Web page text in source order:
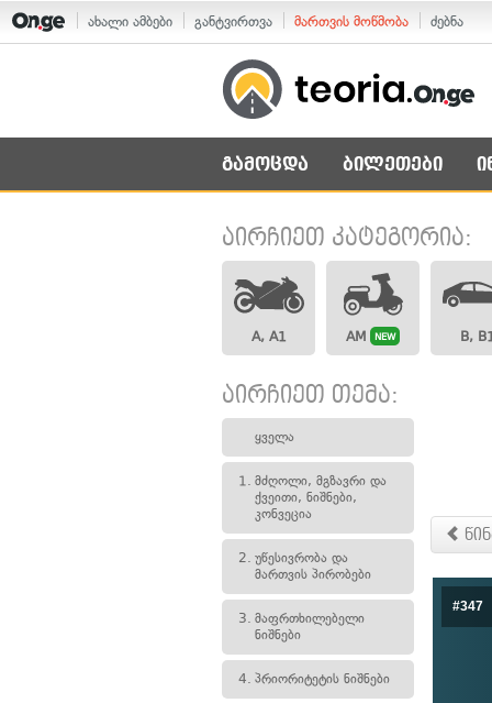
ახალი ამბები განტვირთვა მართვის მოწმობა ძებნა
გამოცდა ბილეთები
აირჩიეთ კატეგორია:
A, A1 AM NEW B,
აირჩიეთ თემა:
ყველა
1. მძღოლი, მგზავრი და
ქვეითი, ნიშნები,
კონვეცია
2. უწესივრობა და
მართვის პირობები
3. მაფრთხილებელი
ნიშნები
4. პრიორიტეტის ნიშნები
#347